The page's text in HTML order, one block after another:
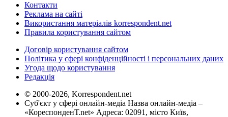
Контакти
Реклама на сайті
Використання матеріалів korrespondent.net
Правила користування сайтом
Договір користування сайтом
Політика у сфері конфіденційності і персональних даних
Угода щодо користування
Редакція
© 2000-2026, Korrespondent.net
Суб'єкт у сфері онлайн-медіа Назва онлайн-медіа –
«КореспонденТ.net» Адреса: 02091, місто Київ,